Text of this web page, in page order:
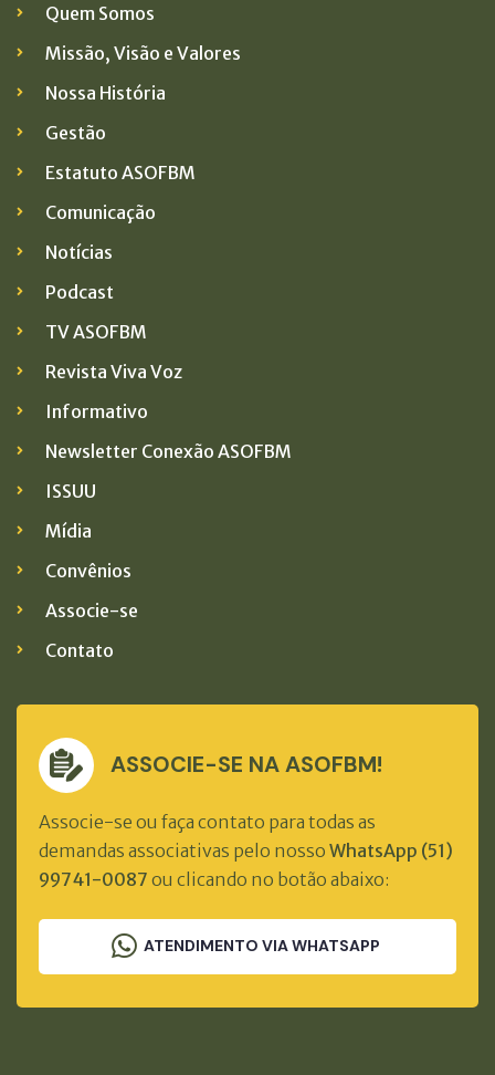
Quem Somos
Missão, Visão e Valores
Nossa História
Gestão
Estatuto ASOFBM
Comunicação
Notícias
Podcast
TV ASOFBM
Revista Viva Voz
Informativo
Newsletter Conexão ASOFBM
ISSUU
Mídia
Convênios
Associe-se
Contato
ASSOCIE-SE NA ASOFBM!
Associe-se ou faça contato para todas as
demandas associativas pelo nosso WhatsApp (51)
99741-0087 ou clicando no botão abaixo:
ATENDIMENTO VIA WHATSAPP